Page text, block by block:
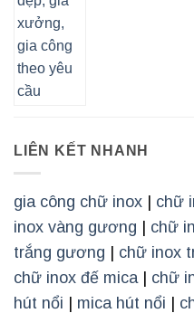
LIÊN KẾT NHANH
gia công chữ inox | chữ
inox vàng gương | chữ
trắng gương | chữ inox
chữ inox đế mica | chữ
hút nổi | mica hút nổi |